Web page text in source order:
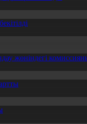
жөніндегі